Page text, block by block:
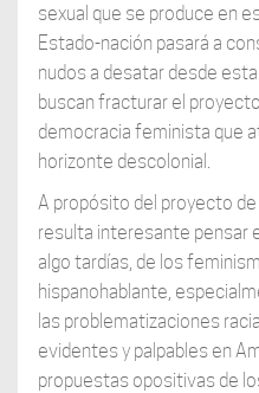
sexual que se produce en
Estado-nación pasará a
nudos a desatar desde
buscan fracturar el
democracia feminista que
horizonte descolonial.
A propósito del proyecto de
resulta interesante pensar
algo tardías, de los
hispanohablante,
las problematizaciones
evidentes y palpables en
propuestas opositivas de